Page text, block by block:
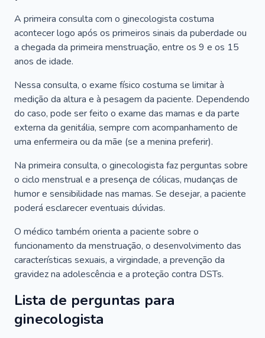
A primeira consulta com o ginecologista costuma
acontecer logo após os primeiros sinais da puberdade ou
a chegada da primeira menstruação, entre os 9 e os 15
anos de idade.
Nessa consulta, o exame físico costuma se limitar à
medição da altura e à pesagem da paciente. Dependendo
do caso, pode ser feito o exame das mamas e da parte
externa da genitália, sempre com acompanhamento de
uma enfermeira ou da mãe (se a menina preferir).
Na primeira consulta, o ginecologista faz perguntas sobre
o ciclo menstrual e a presença de cólicas, mudanças de
humor e sensibilidade nas mamas. Se desejar, a paciente
poderá esclarecer eventuais dúvidas.
O médico também orienta a paciente sobre o
funcionamento da menstruação, o desenvolvimento das
características sexuais, a virgindade, a prevenção da
gravidez na adolescência e a proteção contra DSTs.
Lista de perguntas para
ginecologista